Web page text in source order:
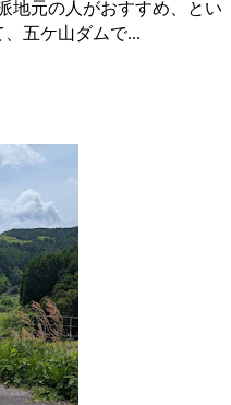
地元の人がおすすめ、とい
、五ケ山ダムで...